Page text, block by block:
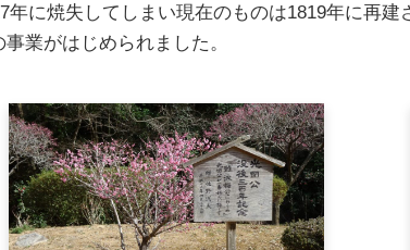
に焼失してしまい現在のものは1819年に再
業がはじめられました。